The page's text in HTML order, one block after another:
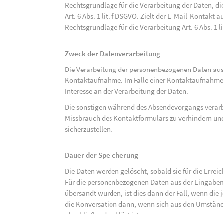
Rechtsgrundlage für die Verarbeitung der Daten,
Art. 6 Abs. 1 lit. f DSGVO. Zielt der E-Mail-Kontakt
Rechtsgrundlage für die Verarbeitung Art. 6 Abs. 1
Zweck der Datenverarbeitung
Die Verarbeitung der personenbezogenen Daten
Kontaktaufnahme. Im Falle einer
Interesse an der Verarbeitung der Daten.
Die sonstigen während des Absendevorgangs
Missbrauch des Kontaktformulars zu verhindern
sicherzustellen.
Dauer der Speicherung
Die Daten werden gelöscht, sobald sie für die
Für die personenbezogenen Daten aus der
übersandt wurden, ist dies dann der Fall, wenn
die Konversation dann, wenn sich aus den